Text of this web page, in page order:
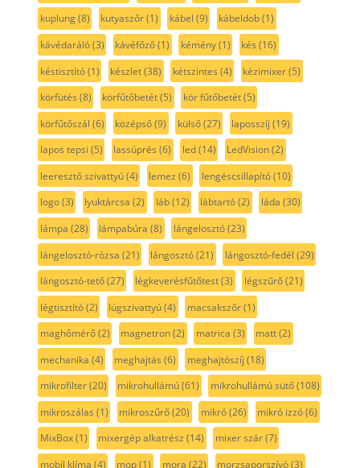
kuplung(8) kutyaszőr(1) kábel (9) kábeldob(1)
kávédaráló(3) kávéfőző(1) kémény(1) kés (16)
késtisztító(1) készlet(38) kétszintes (4) kézimixer(5)
körfütés (8) körfűtőbetét(5) kör fűtőbetét(5)
körfűtőszál (6) középső(9) külső(27) laposszíj (19)
lapos tepsi (5) lassúprés (6) led(14) LedVision(2)
leeresztő szivattyú(4) lemez (6) lengéscsillapító(10)
logo(3) lyuktárcsa (2) láb(12) lábtartó(2) láda (30)
lámpa (28) lámpabúra (8) lángelosztó(23)
lángelosztó-rózsa (21) lángosztó(21) lángosztó-fedél (29)
lángosztó-tető(27) légkeverésfűtőtest(3) légszűrő(21)
légtisztító(2) lúgszivattyú(4) macsakszőr(1)
maghőmérő(2) magnetron(2) matrica (3) matt(2)
mechanika (4) meghajtás (6) meghajtószíj (18)
mikrofilter(20) mikrohullámú(61) mikrohullámú sütő(108)
mikroszálas (1) mikroszűrő(20) mikró(26) mikró izzó(6)
MixBox(1) mixergép alkatrész (14) mixer szár(7)
mobil klíma (4) mop(1) mora (22) morzsaporszívó(3)